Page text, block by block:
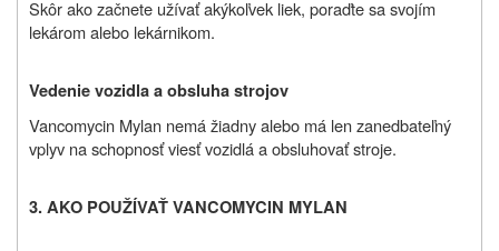
Skôr ako začnete užívať akýkoľvek liek, poraďte sa svojím
lekárom alebo lekárnikom.
Vedenie vozidla a obsluha strojov
Vancomycin Mylan nemá žiadny alebo má len zanedbateľný
vplyv na schopnosť viesť vozidlá a obsluhovať stroje.
3. AKO POUŽÍVAŤ VANCOMYCIN MYLAN